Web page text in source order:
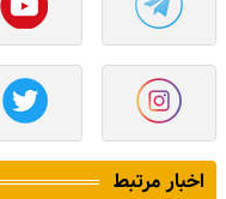
اخبار مرتبط